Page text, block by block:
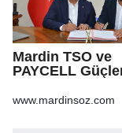
Mardin TSO ve
PAYCELL
www.mardinsoz.com